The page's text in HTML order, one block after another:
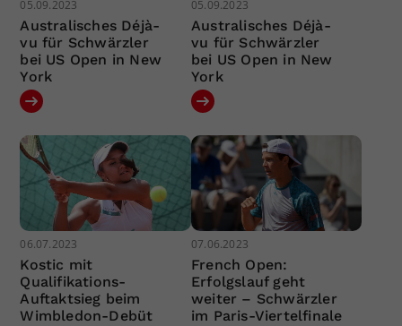
05.09.2023
Australisches Déjà-
vu für Schwärzler
bei US Open in New
York
05.09.2023
Australisches Déjà-
vu für Schwärzler
bei US Open in New
York
06.07.2023
Kostic mit
Qualifikations-
Auftaktsieg beim
Wimbledon-Debüt
07.06.2023
French Open:
Erfolgslauf geht
weiter – Schwärzler
im Paris-Viertelfinale